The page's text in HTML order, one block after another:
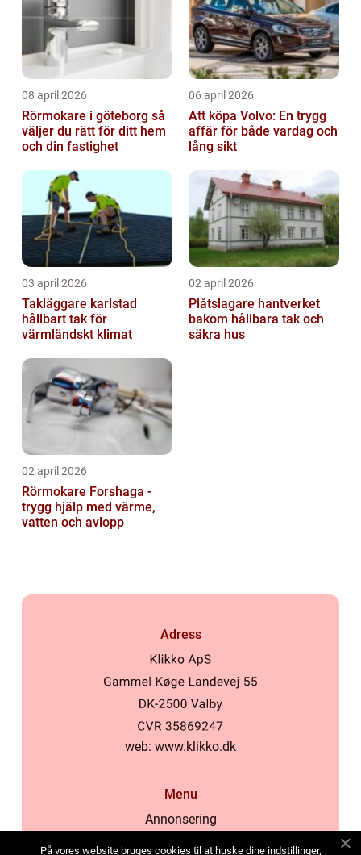
08 april 2026
Rörmokare i göteborg så
väljer du rätt för ditt hem
och din fastighet
06 april 2026
Att köpa Volvo: En trygg
affär för både vardag och
lång sikt
03 april 2026
Takläggare karlstad
hållbart tak för
värmländskt klimat
02 april 2026
Plåtslagare hantverket
bakom hållbara tak och
säkra hus
02 april 2026
Rörmokare Forshaga -
trygg hjälp med värme,
vatten och avlopp
Adress
web: www.klikko.dk
Menu
Annonsering
På vores website bruges cookies til at huske dine indstillinger,